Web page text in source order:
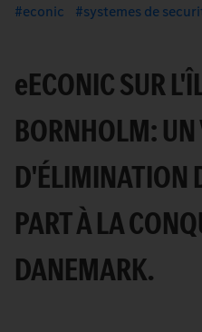
econic systemes de
eECONIC SUR
BORNHOLM:
D'ÉLIMINATION
PART À LA
DANEMARK.